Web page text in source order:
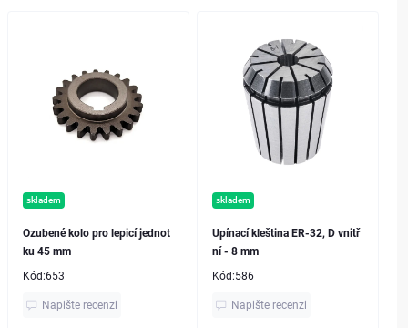
skladem
Ozubené kolo pro lepicí jednot
ku 45 mm
Kód:653
Napište recenzi
skladem
Upínací kleština ER-32, D vnitř
ní - 8 mm
Kód:586
Napište recenzi